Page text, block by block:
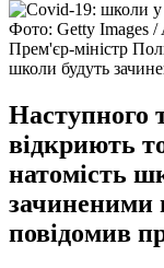
Фото: Getty Images /
Прем'єр-міністр
школи будуть
Наступного
відкриють
натомість
зачиненими
повідомив